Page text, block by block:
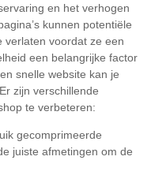
en het verhogen
kunnen potentiële
verlaten voordat ze een
een belangrijke factor
snelle website kan je
zijn verschillende
te verbeteren:
gecomprimeerde
juiste afmetingen om de